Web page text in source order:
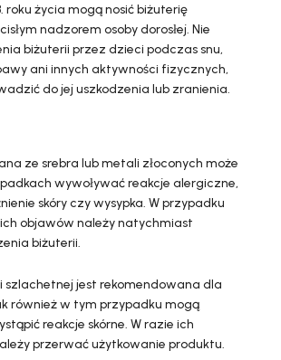
roku życia mogą nosić biżuterię
nadzorem osoby dorosłej. Nie
biżuterii przez dzieci podczas snu,
ani innych aktywności fizycznych,
do jej uszkodzenia lub zranienia.
ze srebra lub metali złoconych może
wywoływać reakcje alergiczne,
skóry czy wysypka. W przypadku
objawów należy natychmiast
biżuterii.
szlachetnej jest rekomendowana dla
również w tym przypadku mogą
reakcje skórne. W razie ich
przerwać użytkowanie produktu.